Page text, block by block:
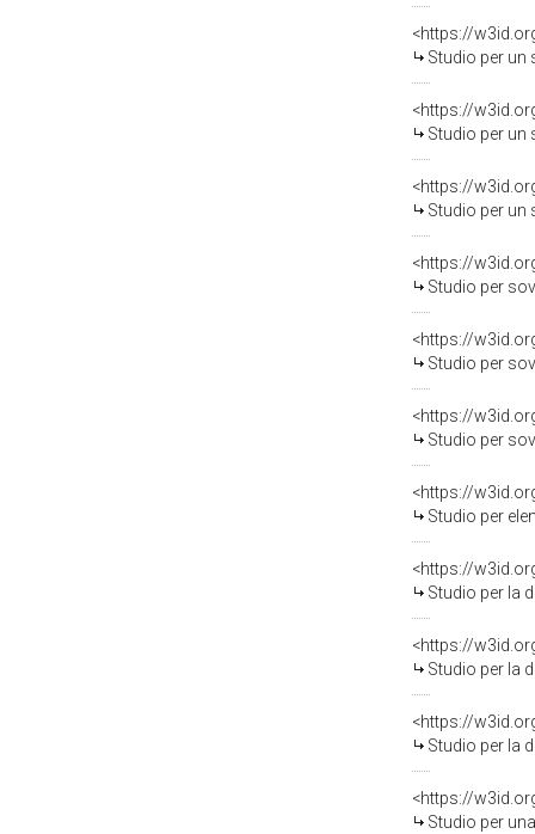
<https://
Studio per un
<https://
Studio per un
<https://
Studio per un
<https://
Studio per
<https://
Studio per
<https://
Studio per
<https://
Studio per elemento
<https://
Studio per la
<https://
Studio per la
<https://
Studio per la
<https://
Studio per una